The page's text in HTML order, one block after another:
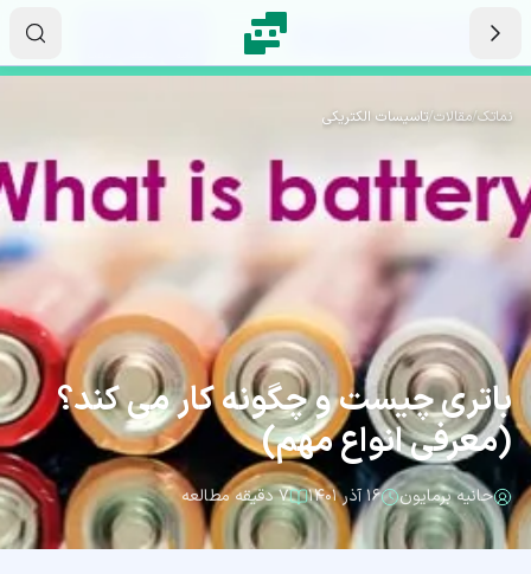
نماتک/مقالات/تاسیسات الکتریکی
باتری چیست و چگونه کار می کند؟
(معرفی انواع مهم)
حانیه برمایون ۱۶ آذر ۱۴۰۱ ۷ دقیقه مطالعه